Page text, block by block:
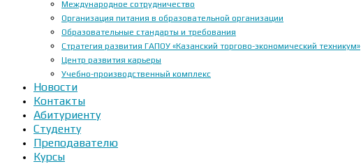
Международное сотрудничество
Организация питания в образовательной организации
Образовательные стандарты и требования
Стратегия развития ГАПОУ «Казанский торгово-экономический техникум»
Центр развития карьеры
Учебно-производственный комплекс
Новости
Контакты
Абитуриенту
Студенту
Преподавателю
Курсы